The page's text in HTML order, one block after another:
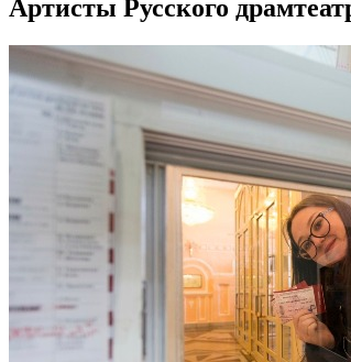
Артисты Русского